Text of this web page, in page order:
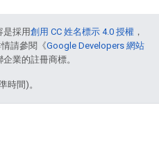
是採用創用 CC 姓名標示 4.0 授權 ，
請參閱《Google Developers 網站
業的註冊商標。
時間)。